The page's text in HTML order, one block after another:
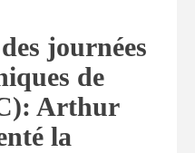
journées
de
Arthur
la